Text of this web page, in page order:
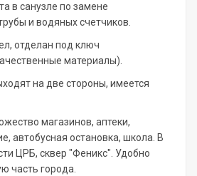
в санузле по замене
и водяных счетчиков.
отделан под ключ
материалы).
на две стороны, имеется
магазинов, аптеки,
автобусная остановка, школа. В
ЦРБ, сквер "Феникс". Удобно
часть города.